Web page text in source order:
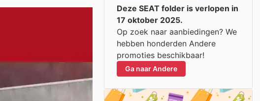
Deze SEAT folder is verlopen in
17 oktober 2025.
Op zoek naar aanbiedingen? We
hebben honderden Andere
promoties beschikbaar!
Ga naar Andere